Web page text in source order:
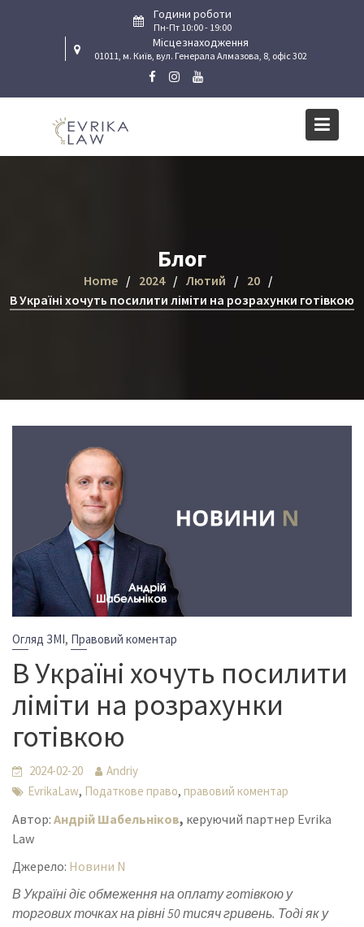
Години роботи
Пн-Пт 10:00 - 19:00
Місцезнаходження
01011, м. Київ, вул. Генерала Алмазова, 8, офіс 302
Блог
Home 2024 Лютий
20
В Україні хочуть посилити ліміти на розрахунки готівкою
Огляд ЗМІ, Правовий коментар
В Україні хочуть посилити
ліміти на розрахунки
готівкою
2024-02-20
Andriy
EvrikaLaw, Податкове право, правовий коментар
Автор: Андрій Шабельніков, керуючий партнер Evrika
Law
Джерело: Новини N
В Україні діє обмеження на оплату готівкою у
торгових точках на рівні 50 тисяч гривень. Тоді як у